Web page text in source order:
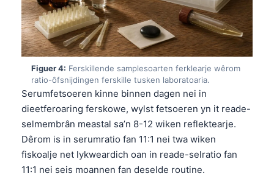
Figuer 4: Ferskillende samplesoarten ferklearje wêrom
ratio-ôfsnijdingen ferskille tusken laboratoaria.
Serumfetsoeren kinne binnen dagen nei in
dieetferoaring ferskowe, wylst fetsoeren yn it reade-
selmembrân meastal sa’n 8-12 wiken reflektearje.
Dêrom is in serumratio fan 11:1 nei twa wiken
fiskoalje net lykweardich oan in reade-selratio fan
11:1 nei seis moannen fan deselde routine.